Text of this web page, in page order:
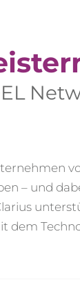
– und
dem